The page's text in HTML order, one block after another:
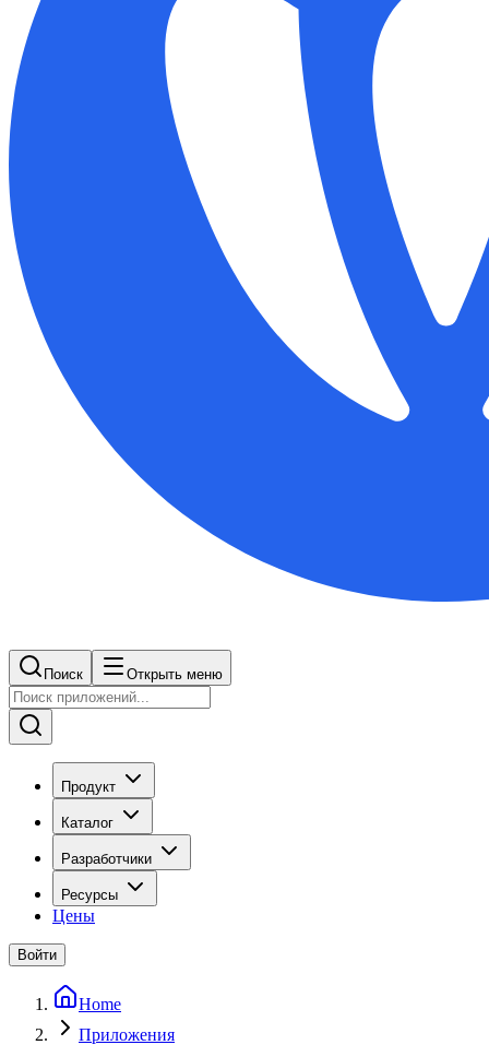
Поиск Открыть меню
Продукт
Каталог
Разработчики
Ресурсы
Цены
Войти
Home
Приложения